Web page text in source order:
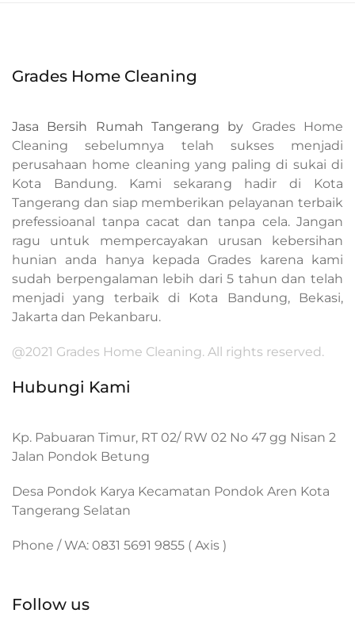
Grades Home Cleaning
Jasa Bersih Rumah Tangerang by Grades Home
Cleaning sebelumnya telah sukses menjadi
perusahaan home cleaning yang paling di sukai di
Kota Bandung. Kami sekarang hadir di Kota
Tangerang dan siap memberikan pelayanan terbaik
prefessioanal tanpa cacat dan tanpa cela. Jangan
ragu untuk mempercayakan urusan kebersihan
hunian anda hanya kepada Grades karena kami
sudah berpengalaman lebih dari 5 tahun dan telah
menjadi yang terbaik di Kota Bandung, Bekasi,
Jakarta dan Pekanbaru.
@2021 Grades Home Cleaning. All rights reserved.
Hubungi Kami
Kp. Pabuaran Timur, RT 02/ RW 02 No 47 gg Nisan 2
Jalan Pondok Betung
Desa Pondok Karya Kecamatan Pondok Aren Kota
Tangerang Selatan
Phone / WA: 0831 5691 9855 ( Axis )
Follow us